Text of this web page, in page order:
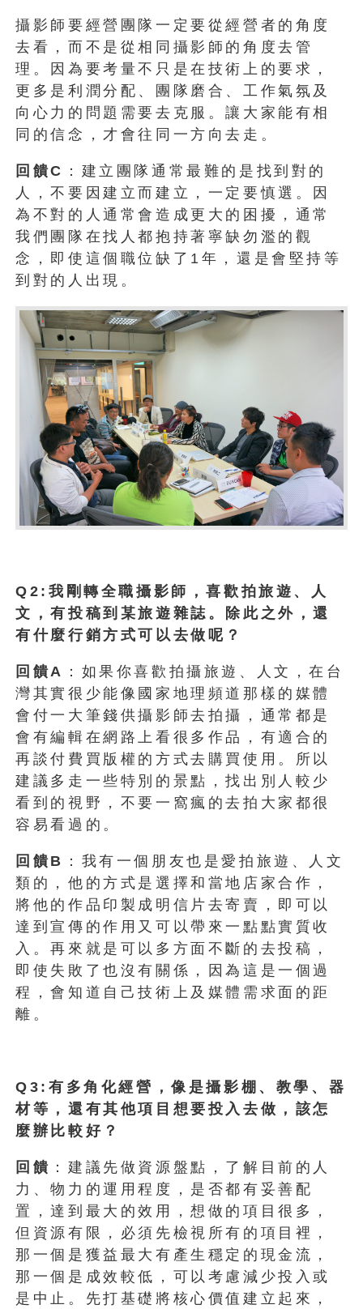
攝影師要經營團隊一定要從經營者的角度
去看，而不是從相同攝影師的角度去管
理。因為要考量不只是在技術上的要求，
更多是利潤分配、團隊磨合、工作氣氛及
向心力的問題需要去克服。讓大家能有相
同的信念，才會往同一方向去走。
回饋C ：建立團隊通常最難的是找到對的
人，不要因建立而建立，一定要慎選。因
為不對的人通常會造成更大的困擾，通常
我們團隊在找人都抱持著寧缺勿濫的觀
念，即使這個職位缺了1年，還是會堅持等
到對的人出現。
Q2:我剛轉全職攝影師，喜歡拍旅遊、人
文，有投稿到某旅遊雜誌。除此之外，還
有什麼行銷方式可以去做呢？
回饋A
：如果你喜歡拍攝旅遊、人文，在台
灣其實很少能像國家地理頻道那樣的媒體
會付一大筆錢供攝影師去拍攝，通常都是
會有編輯在網路上看很多作品，有適合的
再談付費買版權的方式去購買使用。所以
建議多走一些特別的景點，找出別人較少
看到的視野，不要一窩瘋的去拍大家都很
容易看過的。
回饋B ：我有一個朋友也是愛拍旅遊、人文
類的，他的方式是選擇和當地店家合作，
將他的作品印製成明信片去寄賣，即可以
達到宣傳的作用又可以帶來一點點實質收
入。再來就是可以多方面不斷的去投稿，
即使失敗了也沒有關係，因為這是一個過
程，會知道自己技術上及媒體需求面的距
離。
Q3:有多角化經營，像是攝影棚、教學、器
材等，還有其他項目想要投入去做，該怎
麼辦比較好？
回饋 ：建議先做資源盤點，了解目前的人
力、物力的運用程度，是否都有妥善配
置，達到最大的效用，想做的項目很多，
但資源有限，必須先檢視所有的項目裡，
那一個是獲益最大有產生穩定的現金流，
那一個是成效較低，可以考慮減少投入或
是中止。先打基礎將核心價值建立起來，